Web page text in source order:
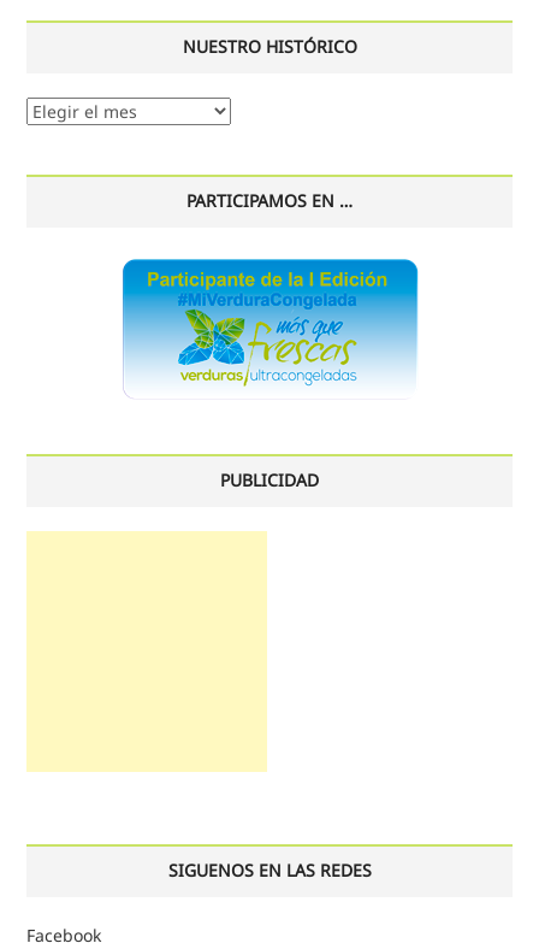
NUESTRO HISTÓRICO
Nuestro
PARTICIPAMOS EN …
PUBLICIDAD
SIGUENOS EN LAS REDES
Facebook